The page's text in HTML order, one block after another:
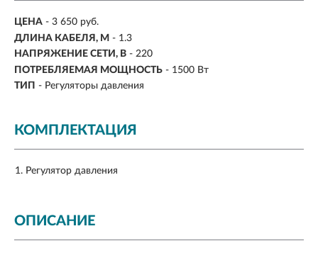
ЦЕНА - 3 650 руб.
ДЛИНА КАБЕЛЯ, М - 1.3
НАПРЯЖЕНИЕ СЕТИ, В - 220
ПОТРЕБЛЯЕМАЯ МОЩНОСТЬ - 1500 Вт
ТИП - Регуляторы давления
КОМПЛЕКТАЦИЯ
Регулятор давления
ОПИСАНИЕ